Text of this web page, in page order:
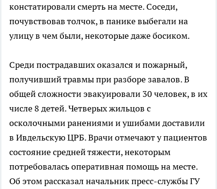
констатировали смерть на месте. Соседи,
почувствовав толчок, в панике выбегали на
улицу в чем были, некоторые даже босиком.
Среди пострадавших оказался и пожарный,
получивший травмы при разборе завалов. В
общей сложности эвакуировали 30 человек, в их
числе 8 детей. Четверых жильцов с
осколочными ранениями и ушибами доставили
в Ивдельскую ЦРБ. Врачи отмечают у пациентов
состояние средней тяжести, некоторым
потребовалась оперативная помощь на месте.
Об этом рассказал начальник пресс-службы ГУ